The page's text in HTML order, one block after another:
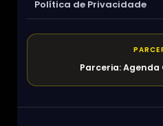
Política de Privacidade
Parceria: